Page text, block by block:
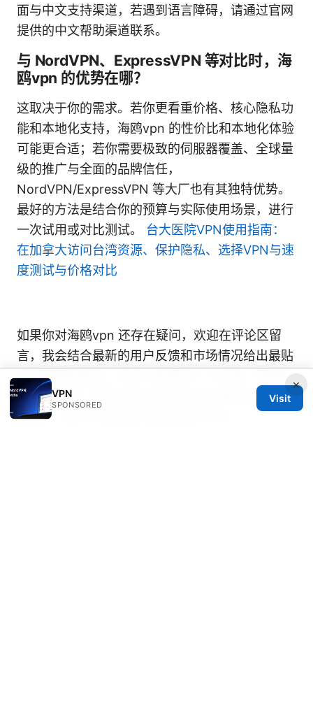
面与中文支持渠道，若遇到语言障碍，请通过官网
提供的中文帮助渠道联系。
与 NordVPN、ExpressVPN 等对比时，海
鸥vpn 的优势在哪？
这取决于你的需求。若你更看重价格、核心隐私功
能和本地化支持，海鸥vpn 的性价比和本地化体验
可能更合适；若你需要极致的伺服器覆盖、全球量
级的推广与全面的品牌信任，
NordVPN/ExpressVPN 等大厂也有其独特优势。
最好的方法是结合你的预算与实际使用场景，进行
一次试用或对比测试。 台大医院VPN使用指南：
在加拿大访问台湾资源、保护隐私、选择VPN与速
度测试与价格对比
如果你对海鸥vpn 还存在疑问，欢迎在评论区留
言，我会结合最新的用户反馈和市场情况给出最贴
近你需要的建议。本文力求提供一个全面、易懂且
实用的指南，帮助你在加拿大环境中更好地使用海
鸥vpn，提升上网体验与隐私保护水平。
×
VPN
SPONSORED
Visit